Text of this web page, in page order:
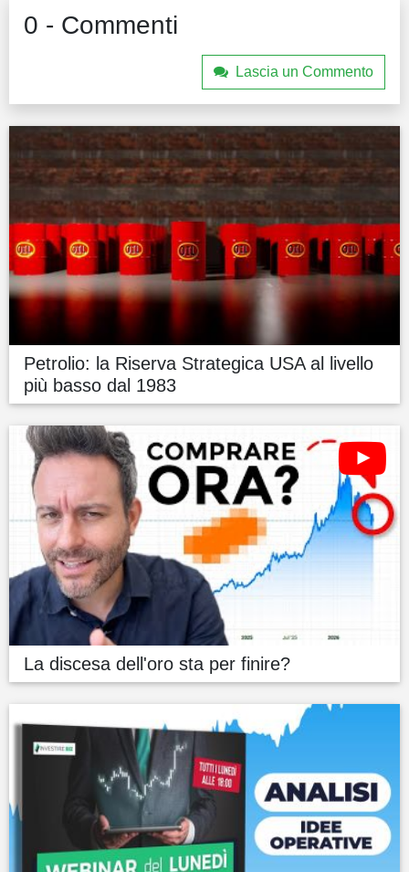
0 - Commenti
Lascia un Commento
Petrolio: la Riserva Strategica USA al livello
più basso dal 1983
La discesa dell'oro sta per finire?